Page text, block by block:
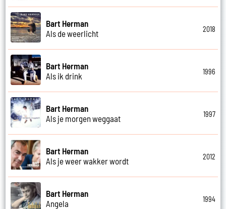
Bart Herman
Als de weerlicht
2018
Bart Herman
Als ik drink
1996
Bart Herman
Als je morgen weggaat
1997
Bart Herman
Als je weer wakker wordt
2012
Bart Herman
Angela
1994